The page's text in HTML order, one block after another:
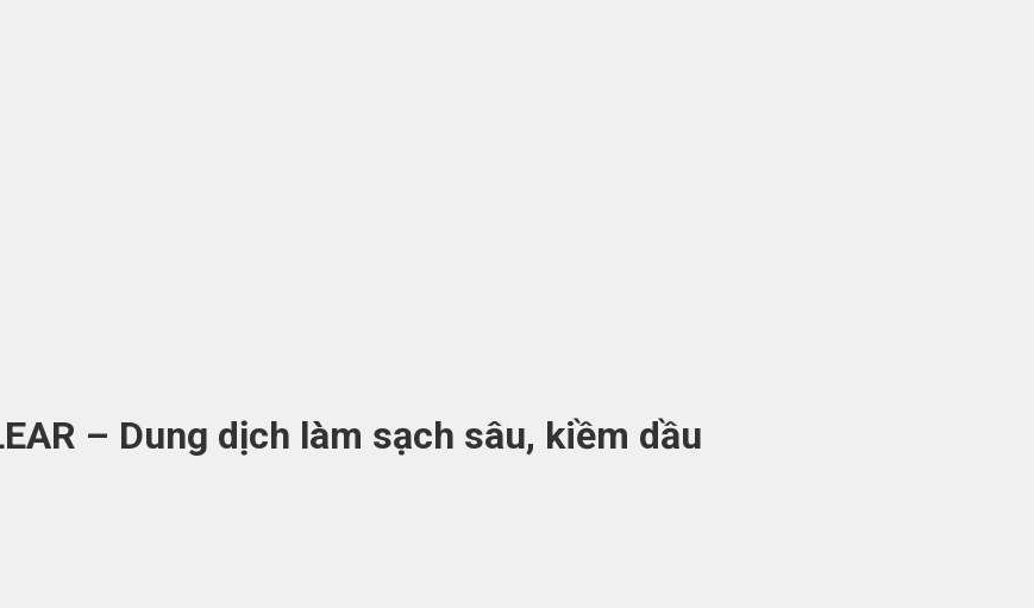
– Dung dịch làm sạch sâu, kiềm dầu